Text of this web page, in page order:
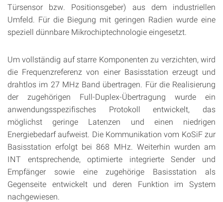
Türsensor bzw. Positionsgeber) aus dem industriellen
Umfeld. Für die Biegung mit geringen Radien wurde eine
speziell dünnbare Mikrochiptechnologie eingesetzt.
Um vollständig auf starre Komponenten zu verzichten, wird
die Frequenzreferenz von einer Basisstation erzeugt und
drahtlos im 27 MHz Band übertragen. Für die Realisierung
der zugehörigen Full-Duplex-Übertragung wurde ein
anwendungsspezifisches Protokoll entwickelt, das
möglichst geringe Latenzen und einen niedrigen
Energiebedarf aufweist. Die Kommunikation vom KoSiF zur
Basisstation erfolgt bei 868 MHz. Weiterhin wurden am
INT entsprechende, optimierte integrierte Sender und
Empfänger sowie eine zugehörige Basisstation als
Gegenseite entwickelt und deren Funktion im System
nachgewiesen.